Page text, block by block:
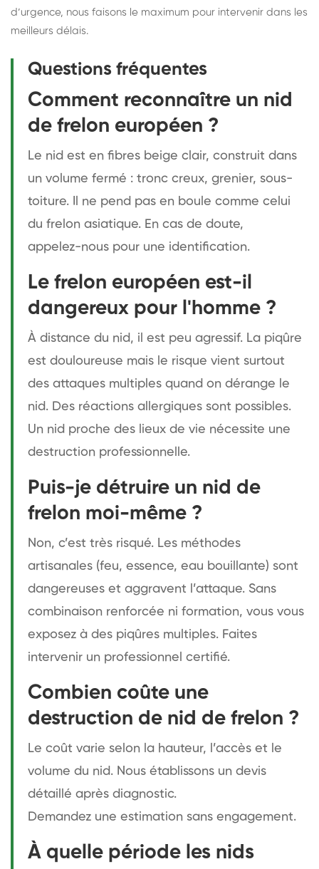
d’urgence, nous faisons le maximum pour intervenir dans les
meilleurs délais.
Questions fréquentes
Comment reconnaître un nid
de frelon européen ?
Le nid est en fibres beige clair, construit dans
un volume fermé : tronc creux, grenier, sous-
toiture. Il ne pend pas en boule comme celui
du frelon asiatique. En cas de doute,
appelez-nous pour une identification.
Le frelon européen est-il
dangereux pour l'homme ?
À distance du nid, il est peu agressif. La piqûre
est douloureuse mais le risque vient surtout
des attaques multiples quand on dérange le
nid. Des réactions allergiques sont possibles.
Un nid proche des lieux de vie nécessite une
destruction professionnelle.
Puis-je détruire un nid de
frelon moi-même ?
Non, c’est très risqué. Les méthodes
artisanales (feu, essence, eau bouillante) sont
dangereuses et aggravent l’attaque. Sans
combinaison renforcée ni formation, vous vous
exposez à des piqûres multiples. Faites
intervenir un professionnel certifié.
Combien coûte une
destruction de nid de frelon ?
Le coût varie selon la hauteur, l’accès et le
volume du nid. Nous établissons un devis
détaillé après diagnostic.
Demandez une estimation sans engagement.
À quelle période les nids